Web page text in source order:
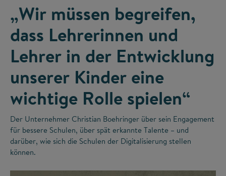
„Wir müssen begreifen,
dass Lehrerinnen und
Lehrer in der Entwicklung
unserer Kinder eine
wichtige Rolle spielen“
Der Unternehmer Christian Boehringer über sein Engagement
für bessere Schulen, über spät erkannte Talente – und
darüber, wie sich die Schulen der Digitalisierung stellen
können.